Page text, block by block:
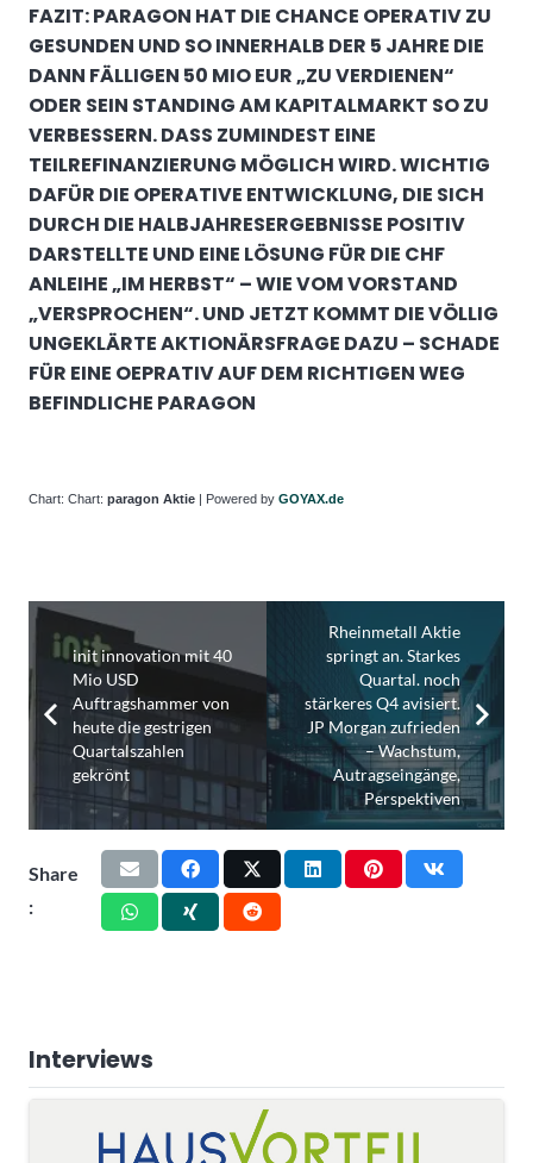
FAZIT: PARAGON HAT DIE CHANCE OPERATIV ZU
GESUNDEN UND SO INNERHALB DER 5 JAHRE DIE
DANN FÄLLIGEN 50 MIO EUR „ZU VERDIENEN“
ODER SEIN STANDING AM KAPITALMARKT SO ZU
VERBESSERN. DASS ZUMINDEST EINE
TEILREFINANZIERUNG MÖGLICH WIRD. WICHTIG
DAFÜR DIE OPERATIVE ENTWICKLUNG, DIE SICH
DURCH DIE HALBJAHRESERGEBNISSE POSITIV
DARSTELLTE UND EINE LÖSUNG FÜR DIE CHF
ANLEIHE „IM HERBST“ – WIE VOM VORSTAND
„VERSPROCHEN“. UND JETZT KOMMT DIE VÖLLIG
UNGEKLÄRTE AKTIONÄRSFRAGE DAZU – SCHADE
FÜR EINE OEPRATIV AUF DEM RICHTIGEN WEG
BEFINDLICHE PARAGON
Chart: Chart: paragon Aktie | Powered by GOYAX.de
init innovation mit 40
Mio USD
Auftragshammer von
heute die gestrigen
Quartalszahlen
gekrönt
Rheinmetall Aktie
springt an. Starkes
Quartal. noch
stärkeres Q4 avisiert.
JP Morgan zufrieden
– Wachstum,
Autragseingänge,
Perspektiven
Share
:
Interviews